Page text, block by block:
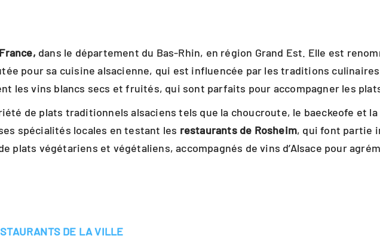
dans le département du Bas-Rhin, en région Grand Est. Elle est
pour sa cuisine alsacienne, qui est influencée par les traditions
les vins blancs secs et fruités, qui sont parfaits pour accompagner les
de plats traditionnels alsaciens tels que la choucroute, le baeckeofe et
spécialités locales en testant les restaurants de Rosheim, qui font partie
plats végétariens et végétaliens, accompagnés de vins d’Alsace pour
DE LA VILLE